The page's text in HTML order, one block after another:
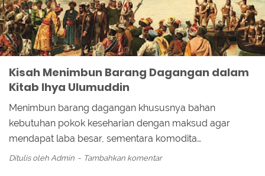
Kisah Menimbun Barang Dagangan dalam
Kitab Ihya Ulumuddin
Menimbun barang dagangan khususnya bahan
kebutuhan pokok keseharian dengan maksud agar
mendapat laba besar, sementara komodita…
Ditulis oleh Admin Tambahkan komentar